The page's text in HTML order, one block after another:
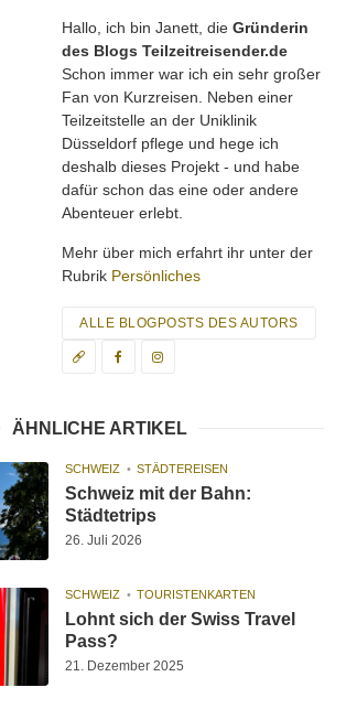
Hallo, ich bin Janett, die Gründerin
des Blogs Teilzeitreisender.de
Schon immer war ich ein sehr großer
Fan von Kurzreisen. Neben einer
Teilzeitstelle an der Uniklinik
Düsseldorf pflege und hege ich
deshalb dieses Projekt - und habe
dafür schon das eine oder andere
Abenteuer erlebt.
Mehr über mich erfahrt ihr unter der
Rubrik Persönliches
ALLE BLOGPOSTS DES AUTORS
ÄHNLICHE ARTIKEL
SCHWEIZ STÄDTEREISEN
Schweiz mit der Bahn:
Städtetrips
26. Juli 2026
SCHWEIZ TOURISTENKARTEN
Lohnt sich der Swiss Travel
Pass?
21. Dezember 2025